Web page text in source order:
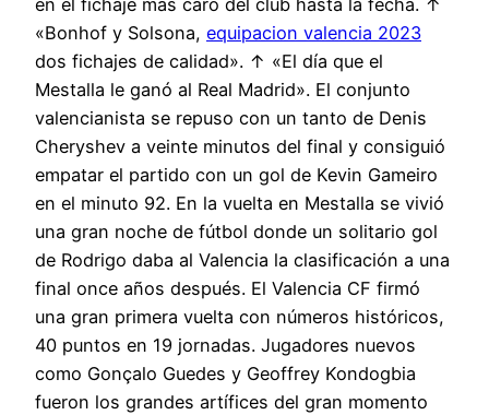
en el fichaje más caro del club hasta la fecha. ↑
«Bonhof y Solsona, equipacion valencia 2023
dos fichajes de calidad». ↑ «El día que el
Mestalla le ganó al Real Madrid». El conjunto
valencianista se repuso con un tanto de Denis
Cheryshev a veinte minutos del final y consiguió
empatar el partido con un gol de Kevin Gameiro
en el minuto 92. En la vuelta en Mestalla se vivió
una gran noche de fútbol donde un solitario gol
de Rodrigo daba al Valencia la clasificación a una
final once años después. El Valencia CF firmó
una gran primera vuelta con números históricos,
40 puntos en 19 jornadas. Jugadores nuevos
como Gonçalo Guedes y Geoffrey Kondogbia
fueron los grandes artífices del gran momento